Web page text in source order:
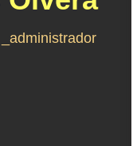
_administrador